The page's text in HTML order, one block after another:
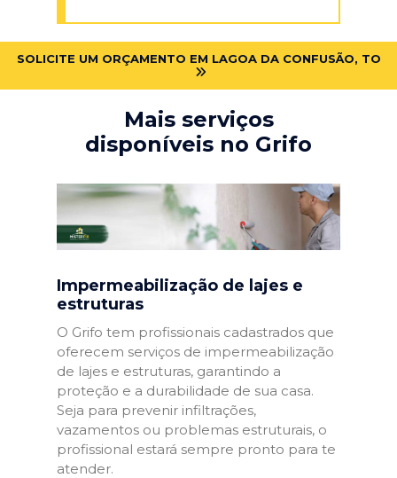
SOLICITE UM ORÇAMENTO EM LAGOA DA CONFUSÃO, TO
Mais serviços
disponíveis no Grifo
Impermeabilização de lajes e
estruturas
O Grifo tem profissionais cadastrados que
oferecem serviços de impermeabilização
de lajes e estruturas, garantindo a
proteção e a durabilidade de sua casa.
Seja para prevenir infiltrações,
vazamentos ou problemas estruturais, o
profissional estará sempre pronto para te
atender.